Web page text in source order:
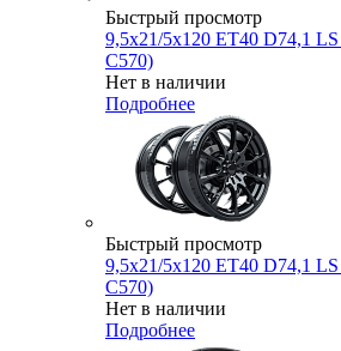
Быстрый просмотр
9,5x21/5x120 ET40 D74,1
C570)
Нет в наличии
Подробнее
Быстрый просмотр
9,5x21/5x120 ET40 D74,1
C570)
Нет в наличии
Подробнее